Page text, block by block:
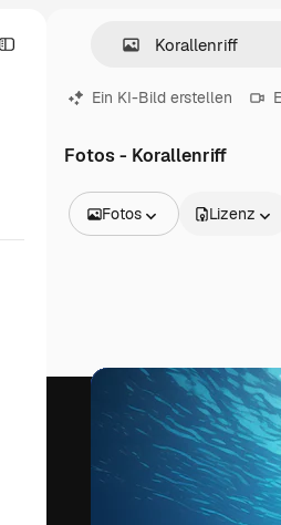
Ein KI-Bild erstellen
Fotos - Korallenriff
Fotos
Videos
Filmmaterial
Motion Graphics
Videovorlagen
3D-Modelle
Schriftarten
Lizenz
Die kreative